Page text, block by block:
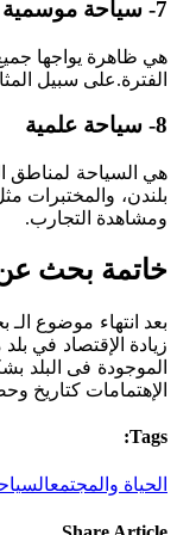
7- سياحة موسمية
هي ظاهرة يواجها جميع
الفترة.على سبيل
8- سياحة علمية
هي السياحة لمناطق
بلندن، والمختبرات
ومشاهدة التجارب.
خاتمة بحث عن
بعد انتهاء موضوع
زيادة الإقتصاد في
الموجودة فى البلد
الإهتمامات كتاريخ
Tags:
الحياة والمجتمع